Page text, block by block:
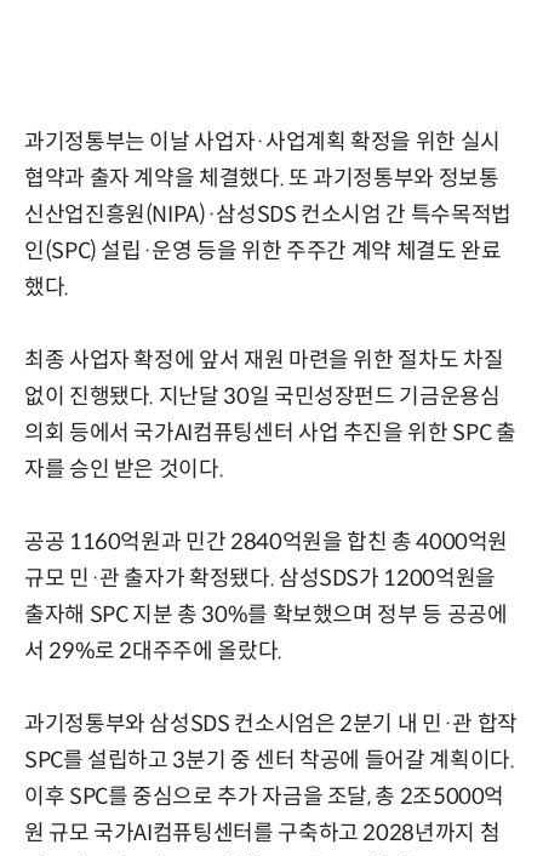
과기정통부는 이날 사업자·사업계획 확정을 위한 실시
협약과 출자 계약을 체결했다. 또 과기정통부와 정보통
신산업진흥원(NIPA)·삼성SDS 컨소시엄 간 특수목적법
인(SPC) 설립·운영 등을 위한 주주간 계약 체결도 완료
했다.
최종 사업자 확정에 앞서 재원 마련을 위한 절차도 차질
없이 진행됐다. 지난달 30일 국민성장펀드 기금운용심
의회 등에서 국가AI컴퓨팅센터 사업 추진을 위한 SPC 출
자를 승인 받은 것이다.
공공 1160억원과 민간 2840억원을 합친 총 4000억원
규모 민·관 출자가 확정됐다. 삼성SDS가 1200억원을
출자해 SPC 지분 총 30%를 확보했으며 정부 등 공공에
서 29%로 2대주주에 올랐다.
과기정통부와 삼성SDS 컨소시엄은 2분기 내 민·관 합작
SPC를 설립하고 3분기 중 센터 착공에 들어갈 계획이다.
이후 SPC를 중심으로 추가 자금을 조달, 총 2조5000억
원 규모 국가AI컴퓨팅센터를 구축하고 2028년까지 첨